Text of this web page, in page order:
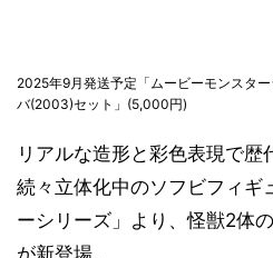
2025年9月発送予定「ムービーモンスタ
バ(2003)セット」(5,000円)
リアルな造形と彩色表現で歴
続々立体化中のソフビフィギ
ーシリーズ」より、怪獣2体
が新登場。